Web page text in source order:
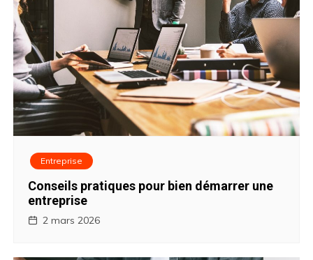
Entreprise
Conseils pratiques pour bien démarrer une
entreprise
2 mars 2026